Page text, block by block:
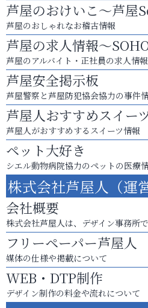
芦屋のおけいこ～芦屋
芦屋のおしゃれなお稽古情報
芦屋の求人情報～
芦屋のアルバイト・正社員の求人情報
芦屋安全掲示板
芦屋警察と芦屋防犯協会協力の事件
芦屋人おすすめスイー
芦屋人がおすすめするスイーツ情報
ペット大好き
シエル動物病院協力のペットの医療
株式会社芦屋人（運
会社概要
株式会社芦屋人は、デザイン事務所
フリーペーパー芦屋人
媒体の仕様や掲載について
WEB・DTP制作
デザイン制作の料金や流れについて